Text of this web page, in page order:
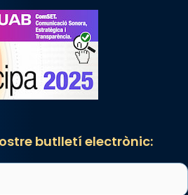
butlletí electrònic: